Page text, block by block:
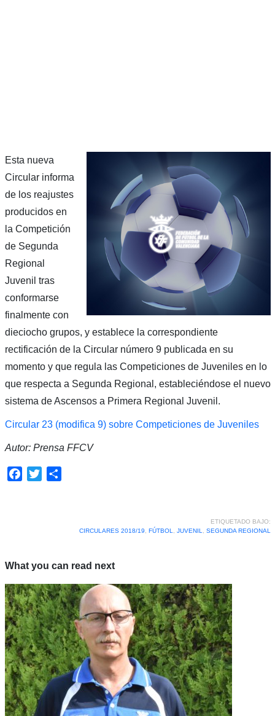
Esta nueva
Circular informa
de los reajustes
producidos en
la Competición
de Segunda
Regional
Juvenil tras
conformarse
finalmente con
dieciocho grupos, y establece la correspondiente
rectificación de la Circular número 9 publicada en su
momento y que regula las Competiciones de Juveniles en lo
que respecta a Segunda Regional, estableciéndose el nuevo
sistema de Ascensos a Primera Regional Juvenil.
Circular 23 (modifica 9) sobre Competiciones de Juveniles
Autor: Prensa FFCV
Facebook
Twitter
ETIQUETADO BAJO:
CIRCULARES 2018/19
FÚTBOL JUVENIL SEGUNDA REGIONAL
What you can read next